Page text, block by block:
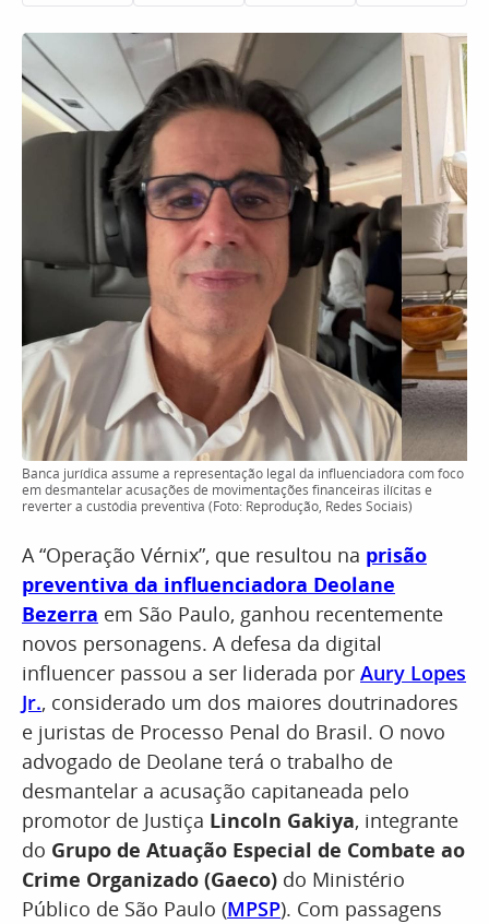
Banca jurídica assume a representação legal da influenciadora com foco
em desmantelar acusações de movimentações financeiras ilícitas e
reverter a custódia preventiva (Foto: Reprodução, Redes Sociais)
A “Operação Vérnix”, que resultou na prisão
preventiva da influenciadora Deolane
Bezerra em São Paulo, ganhou recentemente
novos personagens. A defesa da digital
influencer passou a ser liderada por Aury Lopes
Jr., considerado um dos maiores doutrinadores
e juristas de Processo Penal do Brasil. O novo
advogado de Deolane terá o trabalho de
desmantelar a acusação capitaneada pelo
promotor de Justiça Lincoln Gakiya, integrante
do Grupo de Atuação Especial de Combate ao
Crime Organizado (Gaeco) do Ministério
Público de São Paulo (MPSP). Com passagens